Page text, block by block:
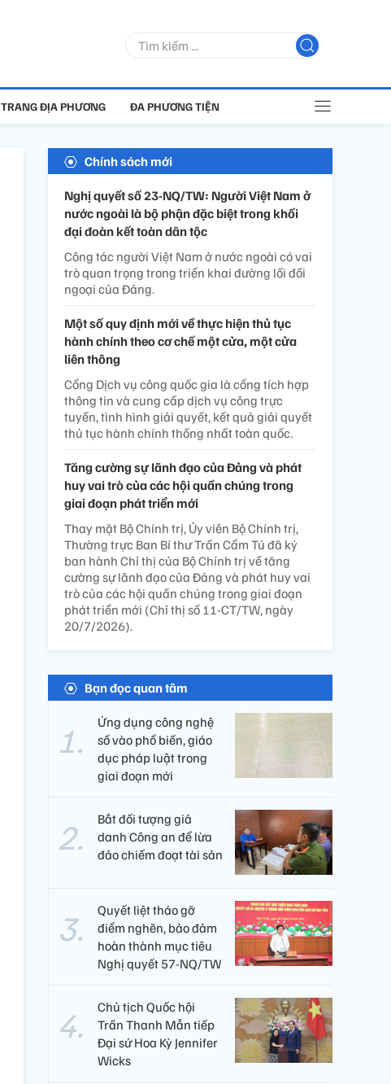
TRANG ĐỊA PHƯƠNG ĐA PHƯƠNG TIỆN
Chính sách mới
Nghị quyết số 23-NQ/TW: Người Việt Nam ở
nước ngoài là bộ phận đặc biệt trong khối
đại đoàn kết toàn dân tộc
Công tác người Việt Nam ở nước ngoài có vai
trò quan trọng trong triển khai đường lối đối
ngoại của Đảng.
Một số quy định mới về thực hiện thủ tục
hành chính theo cơ chế một cửa, một cửa
liên thông
Cổng Dịch vụ công quốc gia là cổng tích hợp
thông tin và cung cấp dịch vụ công trực
tuyến, tình hình giải quyết, kết quả giải quyết
thủ tục hành chính thống nhất toàn quốc.
Tăng cường sự lãnh đạo của Đảng và phát
huy vai trò của các hội quần chúng trong
giai đoạn phát triển mới
Thay mặt Bộ Chính trị, Ủy viên Bộ Chính trị,
Thường trực Ban Bí thư Trần Cẩm Tú đã ký
ban hành Chỉ thị của Bộ Chính trị về tăng
cường sự lãnh đạo của Đảng và phát huy vai
trò của các hội quần chúng trong giai đoạn
phát triển mới (Chỉ thị số 11-CT/TW, ngày
20/7/2026).
Bạn đọc quan tâm
Ứng dụng công nghệ
số vào phổ biến, giáo
dục pháp luật trong
giai đoạn mới
Bắt đối tượng giả
danh Công an để lừa
đảo chiếm đoạt tài sản
Quyết liệt tháo gỡ
điểm nghẽn, bảo đảm
hoàn thành mục tiêu
Nghị quyết 57-NQ/TW
Chủ tịch Quốc hội
Trần Thanh Mẫn tiếp
Đại sứ Hoa Kỳ Jennifer
Wicks